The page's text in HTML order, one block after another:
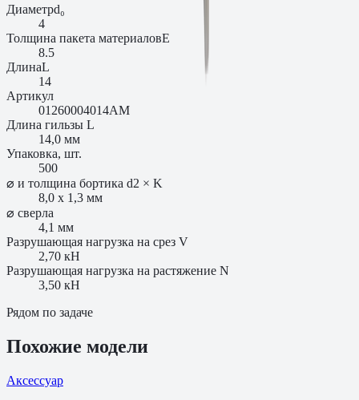
Диаметрd₀
4
Толщина пакета материаловE
8.5
ДлинаL
14
Артикул
01260004014AM
Длина гильзы L
14,0 мм
Упаковка, шт.
500
⌀ и толщина бортика d2 × K
8,0 x 1,3 мм
⌀ сверла
4,1 мм
Разрушающая нагрузка на срез V
2,70 кН
Разрушающая нагрузка на растяжение N
3,50 кН
Рядом по задаче
Похожие модели
Аксессуар